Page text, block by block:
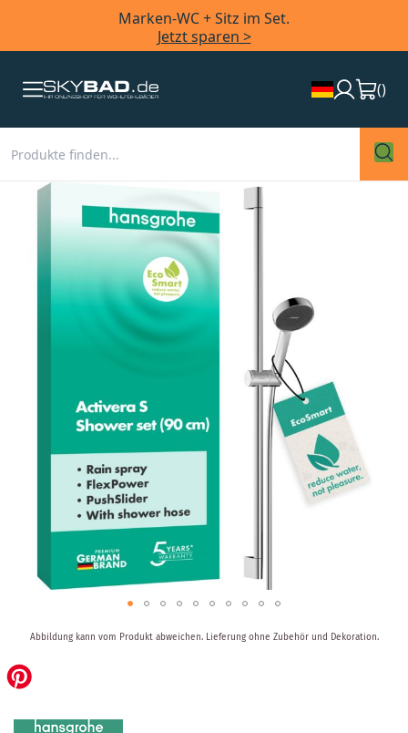
Marken-WC + Sitz im Set.
Jetzt sparen >
()
Bildergalerie
springen
Anfang
der
Bildergalerie
Abbildung kann vom Produkt abweichen. Lieferung ohne Zubehör und Dekoration.